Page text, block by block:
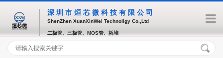
深圳市烜芯微科技有限公司
ShenZhen XuanXinWei Technoligy Co.,Ltd
二极管、三极管、MOS管、桥堆